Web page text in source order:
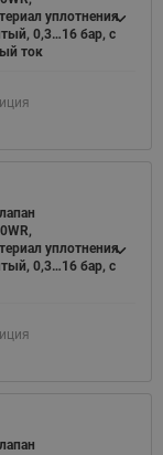
уплотнения
0,3…16 бар, с
ток
уплотнения
0,3…16 бар, с